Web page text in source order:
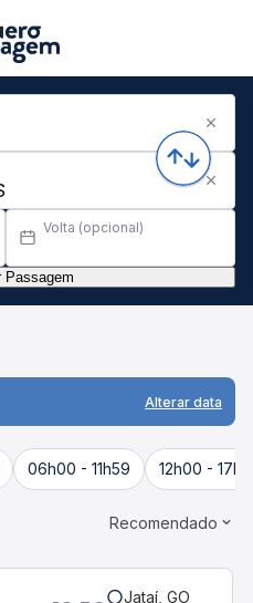
Volta (opcional)
Passagem
Alterar data
06h00 - 11h59 12h00 -
Recomendado
Jataí, GO